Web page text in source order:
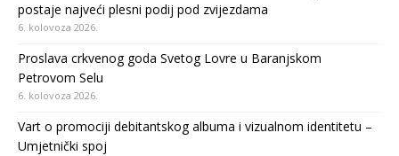
postaje najveći plesni podij pod zvijezdama
6. kolovoza 2026.
Proslava crkvenog goda Svetog Lovre u Baranjskom
Petrovom Selu
6. kolovoza 2026.
Vart o promociji debitantskog albuma i vizualnom identitetu –
Umjetnički spoj